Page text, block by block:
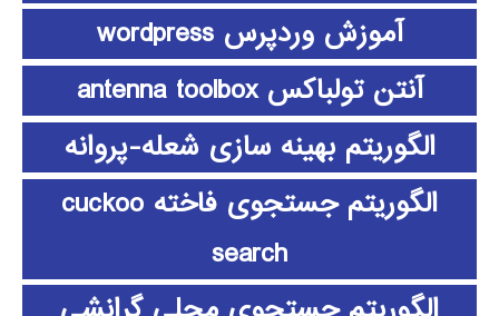
آموزش وردپرس wordpress
آنتن تولباکس antenna toolbox
الگوریتم بهینه سازی شعله-پروانه
الگوریتم جستجوی فاخته cuckoo
search